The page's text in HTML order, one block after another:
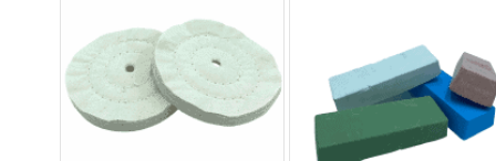
5 étoiles
12
étoiles
27
3
étoiles
0
étoiles
0